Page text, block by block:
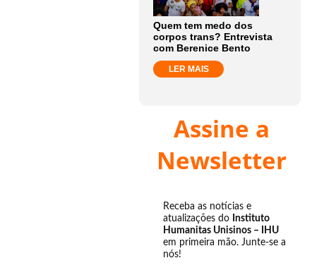
Quem tem medo dos
corpos trans? Entrevista
com Berenice Bento
LER MAIS
Assine a
Newsletter
Receba as notícias e
atualizações do Instituto
Humanitas Unisinos – IHU
em primeira mão. Junte-se a
nós!